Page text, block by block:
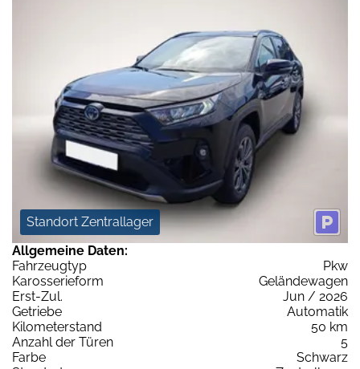
Standort Zentrallager
Allgemeine Daten:
Fahrzeugtyp
Pkw
Karosserieform
Geländewagen
Erst-Zul.
Jun / 2026
Getriebe
Automatik
Kilometerstand
50 km
Anzahl der Türen
5
Farbe
Schwarz